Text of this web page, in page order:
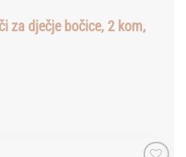
za dječje bočice, 2 kom,